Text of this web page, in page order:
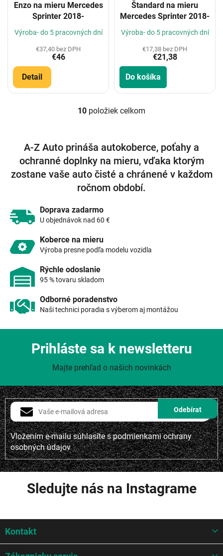
Enzo na mieru Mercedes
Sprinter 2018-
Výroba- do 5 pracovných dní
€37,40 bez DPH
€46
Detail
Štandard na mieru
Mercedes Sprinter 2018-
Výroba- do 5 pracovných dní
€17,38 bez DPH
€21,38
Do košíka
O
á
d
a
c
i
e
v
10 položiek celkom
A-Z Auto prináša autokoberce, poťahy a
ochranné doplnky na mieru, vďaka ktorým
zostane vaše auto čisté a chránené v každom
ročnom období.
Doprava zadarmo
U objednávok nad 60 €
Koberce na mieru
Výroba presne podľa modelu vozidla
Rýchle odoslanie
95 % tovaru skladom
Odborné poradenstvo
Naši technici poradia s výberom aj montážou
Vložením e-mailu súhlasíte spodmienkami ochrany
osobných údajov
Prihláste sa k newsletteru
Majte prehľad o našich novinkách
Sledujte nás na Instagrame
p
Kontakt